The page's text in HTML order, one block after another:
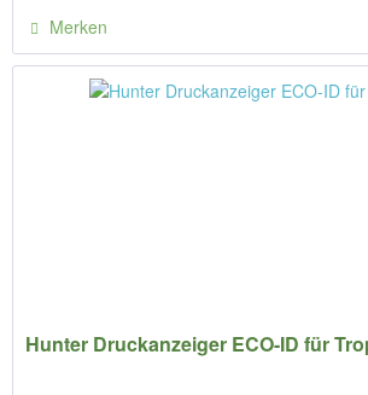
Merken
Hunter Druckanzeiger ECO-ID für